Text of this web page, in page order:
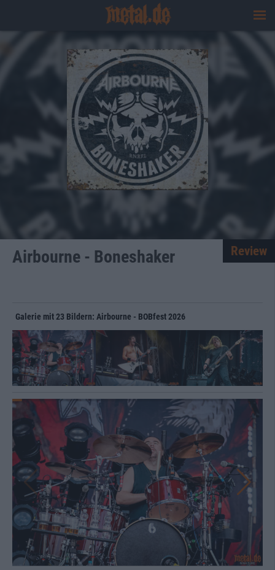
Airbourne - Boneshaker Review
Galerie mit 23 Bildern: Airbourne - BOBfest 2026